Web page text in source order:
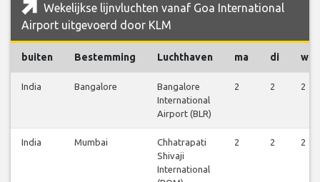
Wekelijkse lijnvluchten vanaf Goa International
Airport uitgevoerd door KLM
buiten Bestemming Luchthaven ma di wo
India Bangalore
Bangalore
International
Airport (BLR)
2 2 2
India Mumbai
Chhatrapati
Shivaji
International
2 2 2